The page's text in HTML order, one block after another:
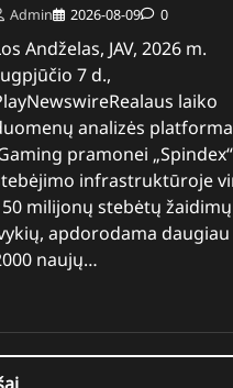
Admin 2026-08-09 0
Andželas, JAV, 2026 m.
7 d.,
laiko
analizės platforma
pramonei
infrastruktūroje
milijonų stebėtų žaidimų
apdorodama daugiau
naujų…